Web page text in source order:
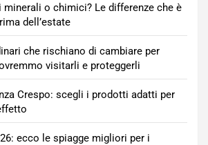
o chimici? Le differenze che è
dell’estate
che rischiano di cambiare per
visitarli e proteggerli
Crespo: scegli i prodotti adatti per
ecco le spiagge migliori per i